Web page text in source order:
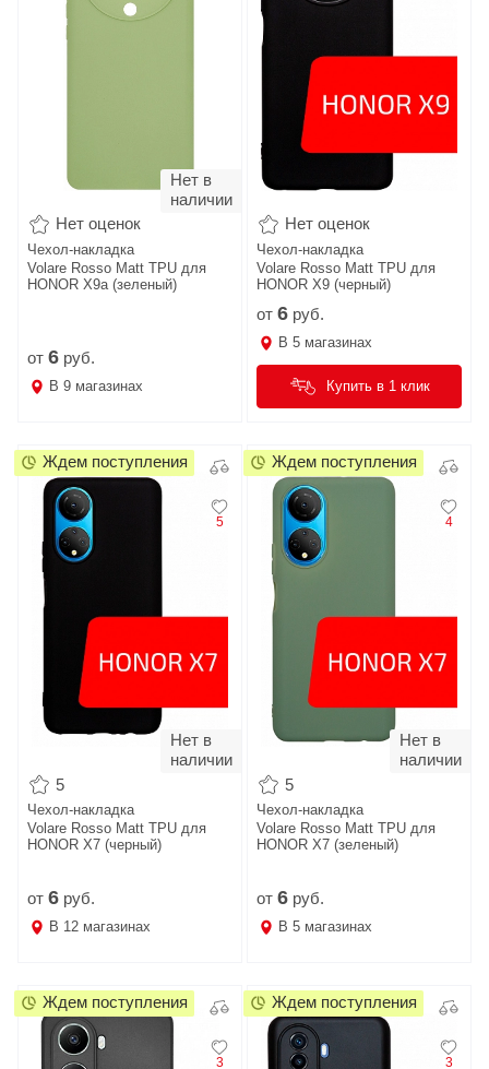
Нет в
наличии
Нет оценок
Чехол-накладка
Volare Rosso Matt TPU для
HONOR X9a (зеленый)
от 6 руб.
В 9 магазинах
Нет оценок
Чехол-накладка
Volare Rosso Matt TPU для
HONOR X9 (черный)
от 6 руб.
В 5 магазинах
Купить в 1 клик
5
Нет в
наличии
5
Чехол-накладка
Volare Rosso Matt TPU для
HONOR X7 (черный)
от 6 руб.
В 12 магазинах
Ждем поступления
4
Нет в
наличии
5
Чехол-накладка
Volare Rosso Matt TPU для
HONOR X7 (зеленый)
от 6 руб.
В 5 магазинах
Ждем поступления
3
Ждем поступления
3
Ждем поступления